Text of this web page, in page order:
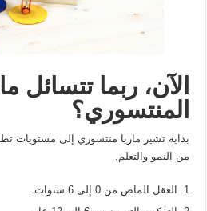
الآن، ربما تتسائل
المنتسوري؟
بداية تشير ماريا منتسوري إلى مستويات
من النمو والتعلم.
العقل الماص من 0 إلى 6 سنوات.